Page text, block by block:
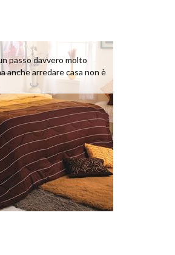
passo davvero molto
anche arredare casa non è